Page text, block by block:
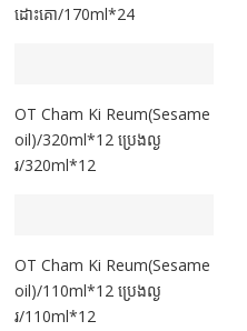
ដោះគោ/170ml*24
OT Cham Ki Reum(Sesame
oil)/320ml*12 ប្រេងល្ង​
រ/320ml*12
OT Cham Ki Reum(Sesame
oil)/110ml*12 ប្រេងល្ង​
រ/110ml*12